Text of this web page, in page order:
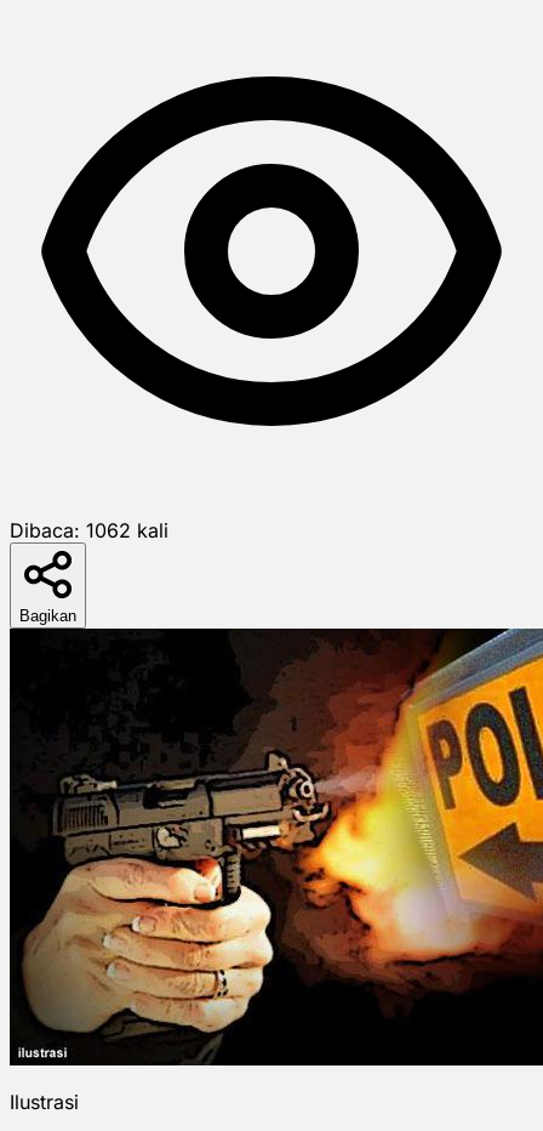
Dibaca: 1062 kali
Bagikan
Ilustrasi